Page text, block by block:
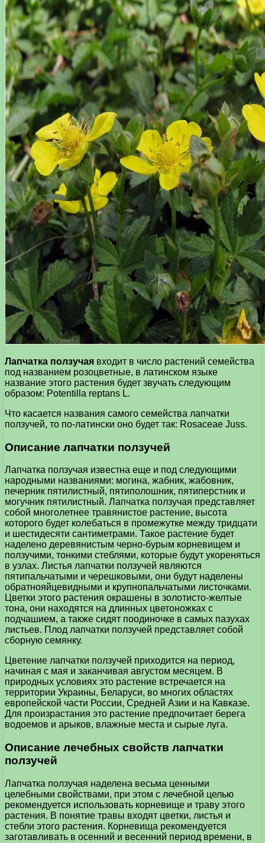
Лапчатка ползучая входит в число растений семейства
под названием розоцветные, в латинском языке
название этого растения будет звучать следующим
образом: Potentilla reptans L.
Что касается названия самого семейства лапчатки
ползучей, то по-латински оно будет так: Rosaceae Juss.
Описание лапчатки ползучей
Лапчатка ползучая известна еще и под следующими
народными названиями: могина, жабник, жабовник,
печерник пятилистный, пятиполошник, пятиперстник и
могучник пятилистный. Лапчатка ползучая представляет
собой многолетнее травянистое растение, высота
которого будет колебаться в промежутке между тридцати
и шестидесяти сантиметрами. Такое растение будет
наделено деревянистым черно-бурым корневищем и
ползучими, тонкими стеблями, которые будут укореняться
в узлах. Листья лапчатки ползучей являются
пятипальчатыми и черешковыми, они будут наделены
обратнояйцевидными и крупнопальчатыми листочками.
Цветки этого растения окрашены в золотисто-желтые
тона, они находятся на длинных цветоножках с
подчашием, а также сидят поодиночке в самых пазухах
листьев. Плод лапчатки ползучей представляет собой
сборную семянку.
Цветение лапчатки ползучей приходится на период,
начиная с мая и заканчивая августом месяцем. В
природных условиях это растение встречается на
территории Украины, Беларуси, во многих областях
европейской части России, Средней Азии и на Кавказе.
Для произрастания это растение предпочитает берега
водоемов и арыков, влажные места и сырые луга.
Описание лечебных свойств лапчатки
ползучей
Лапчатка ползучая наделена весьма ценными
целебными свойствами, при этом с лечебной целью
рекомендуется использовать корневище и траву этого
растения. В понятие травы входят цветки, листья и
стебли этого растения. Корневища рекомендуется
заготавливать в осенний и весенний период времени, в